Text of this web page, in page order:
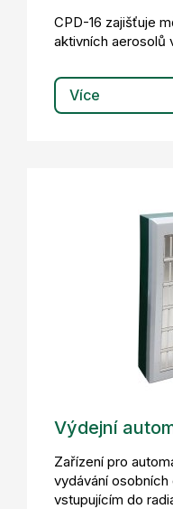
CPD-16 zajišťuje
aktivních aerosolů
Více
Výdejní
Zařízení pro
vydávání
vstupujícím do